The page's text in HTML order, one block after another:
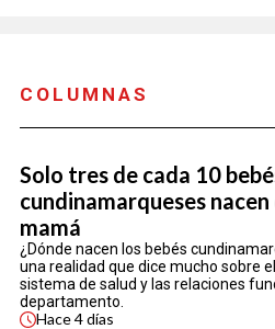
COLUMNAS
Solo tres de cada 10
cundinamarqueses
mamá
¿Dónde nacen los bebés
una realidad que dice mucho sobre
sistema de salud y las relaciones
departamento.
Hace4 días